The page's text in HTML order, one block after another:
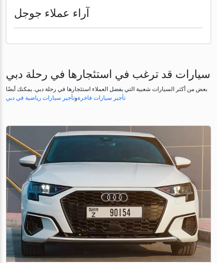
آراء عملاء جوجل
سيارات قد ترغب في استئجارها في رحلة دبي
بعض من أكثر السيارات شعبية التي يفضل العملاء استئجارها في رحلة دبي. يمكنك أيضًا
تأجير سيارات فاخرةوتأجير سيارات رياضية في دبي